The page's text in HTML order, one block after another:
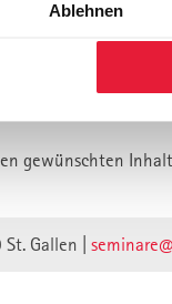
Ablehnen
unsere Webseite
unwirksam.
gewünschten
Gallen |